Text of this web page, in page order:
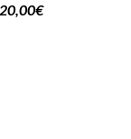
20,00€